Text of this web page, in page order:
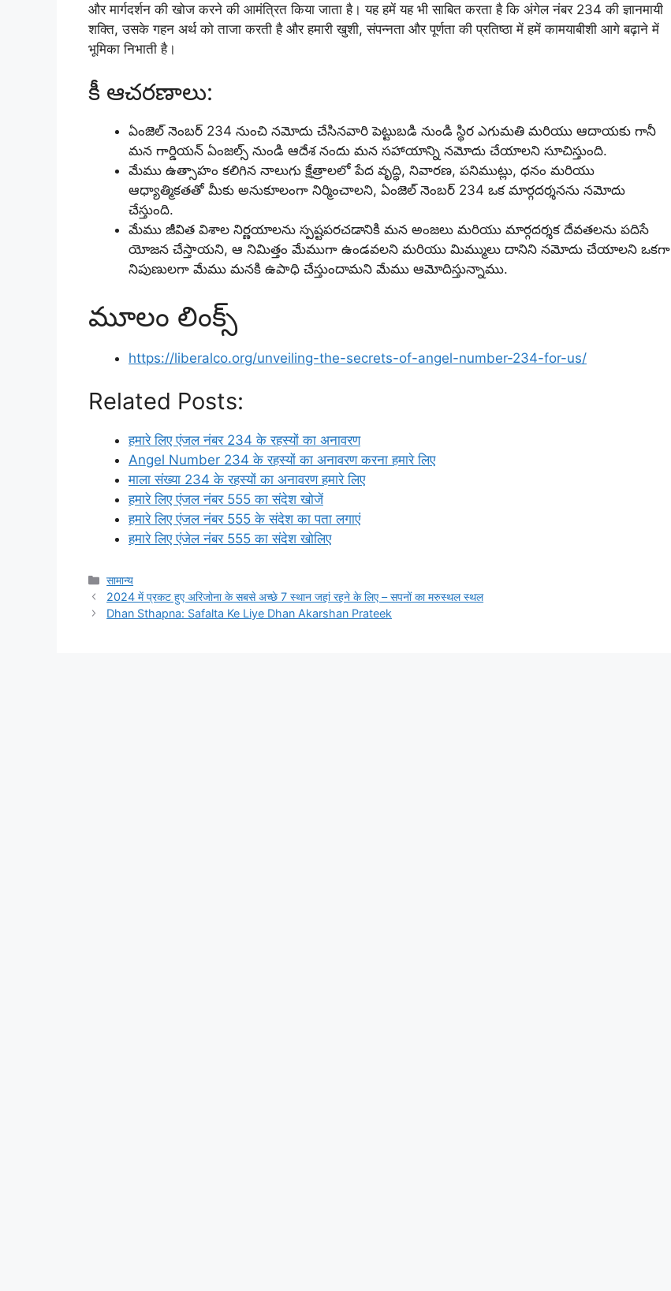
और मार्गदर्शन की खोज करने की आमंत्रित किया जाता है। यह हमें यह भी साबित करता है कि अंगेल नंबर 234 की ज्ञानमायी
शक्ति, उसके गहन अर्थ को ताजा करती है और हमारी खुशी, संपन्नता और पूर्णता की प्रतिष्ठा में हमें कामयाबीशी आगे बढ़ाने में
भूमिका निभाती है।
కీ ఆచరణాలు:
ఏంజెల్ నెంబర్ 234 నుంచి నమోదు చేసినవారి పెట్టుబడి నుండి స్థిర ఎగుమతి మరియు ఆదాయకు గానీ
మన గార్డియన్ ఏంజల్స్ నుండి ఆదేశ నందు మన సహాయాన్ని నమోదు చేయాలని సూచిస్తుంది.
మేము ఉత్సాహం కలిగిన నాలుగు క్షేత్రాలలో పేద వృద్ధి, నివారణ, పనిముట్లు, ధనం మరియు
ఆధ్యాత్మికతతో మీకు అనుకూలంగా నిర్మించాలని, ఏంజెల్ నెంబర్ 234 ఒక మార్గదర్శనను నమోదు
చేస్తుంది.
మేము జీవిత విశాల నిర్ణయాలను స్పష్టపరచడానికి మన అంజలు మరియు మార్గదర్శక దేవతలను పదిసే
యోజన చేస్తాయని, ఆ నిమిత్తం మేముగా ఉండవలని మరియు మిమ్ములు దానిని నమోదు చేయాలని ఒకగా
నిపుణులగా మేము మనకి ఉపాధి చేస్తుందామని మేము ఆమోదిస్తున్నాము.
మూలం లింక్స్
https://liberalco.org/unveiling-the-secrets-of-angel-number-234-for-us/
Related Posts:
हमारे लिए एंजल नंबर 234 के रहस्यों का अनावरण
Angel Number 234 के रहस्यों का अनावरण करना हमारे लिए
माला संख्या 234 के रहस्यों का अनावरण हमारे लिए
हमारे लिए एंजल नंबर 555 का संदेश खोजें
हमारे लिए एंजल नंबर 555 के संदेश का पता लगाएं
हमारे लिए एंजेल नंबर 555 का संदेश खोलिए
Categories
सामान्य
2024 में प्रकट हुए अरिजोना के सबसे अच्छे 7 स्थान जहां रहने के लिए – सपनों का मरुस्थल स्थल
Dhan Sthapna: Safalta Ke Liye Dhan Akarshan Prateek